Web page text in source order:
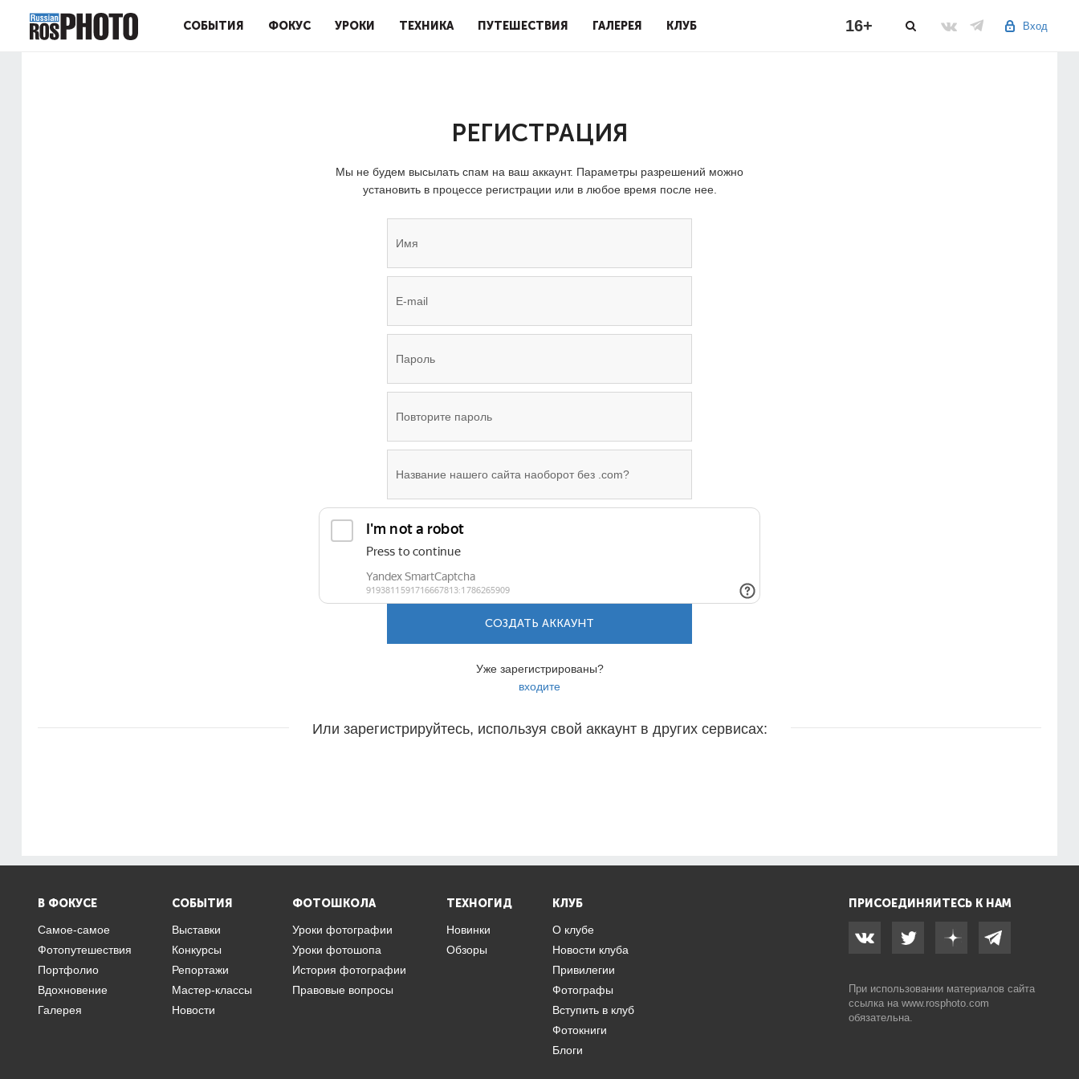
СОБЫТИЯ ФОКУС УРОКИ ТЕХНИКА ПУТЕШЕСТВИЯ ГАЛЕРЕЯ КЛУБ Вход
16+
РЕГИСТРАЦИЯ
Мы не будем высылать спам на ваш аккаунт. Параметры разрешений можно
установить в процессе регистрации или в любое время после нее.
СОЗДАТЬ АККАУНТ
Уже зарегистрированы?
входите
Или зарегистрируйтесь, используя свой аккаунт в других сервисах:
В ФОКУСЕ
Самое-самое
Фотопутешествия
Портфолио
Вдохновение
Галерея
СОБЫТИЯ
Выставки
Конкурсы
Репортажи
Мастер-классы
Новости
ФОТОШКОЛА
Уроки фотографии
Уроки фотошопа
История фотографии
Правовые вопросы
ТЕХНОГИД
Новинки
Обзоры
КЛУБ
О клубе
Новости клуба
Привилегии
Фотографы
Вступить в клуб
Фотокниги
Блоги
ПРИСОЕДИНЯЙТЕСЬ К НАМ
При использовании материалов сайта
ссылка на www.rosphoto.com
обязательна.